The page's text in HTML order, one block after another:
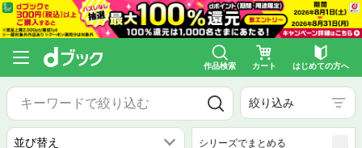
作品検索 カート はじめての方へ
絞り込み
シリーズでまとめる